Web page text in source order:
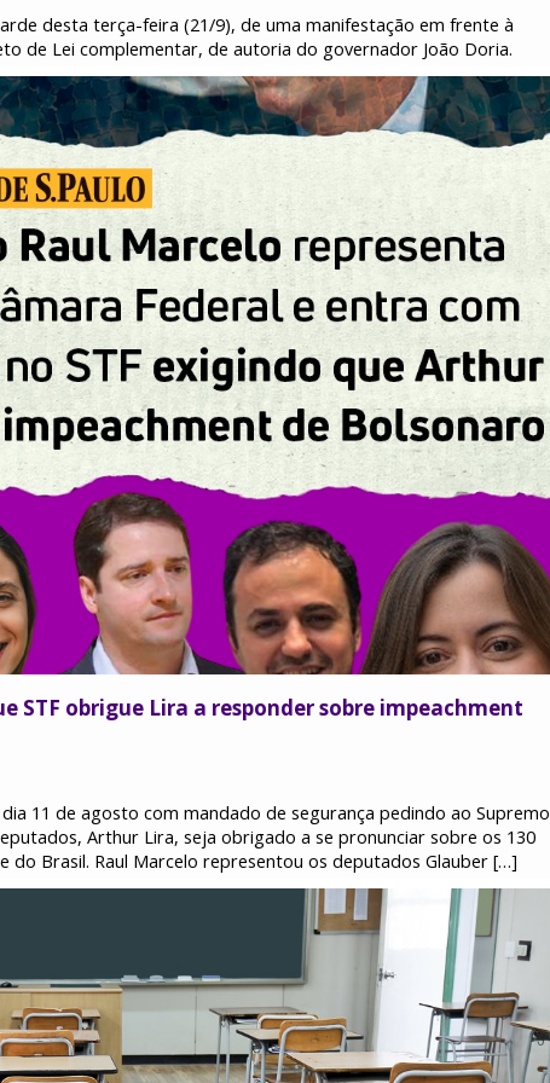
desta terça-feira (21/9), de uma manifestação em frente à
de Lei complementar, de autoria do governador João Doria.
STF obrigue Lira a responder sobre impeachment
11 de agosto com mandado de segurança pedindo ao Supremo
Arthur Lira, seja obrigado a se pronunciar sobre os 130
Brasil. Raul Marcelo representou os deputados Glauber […]